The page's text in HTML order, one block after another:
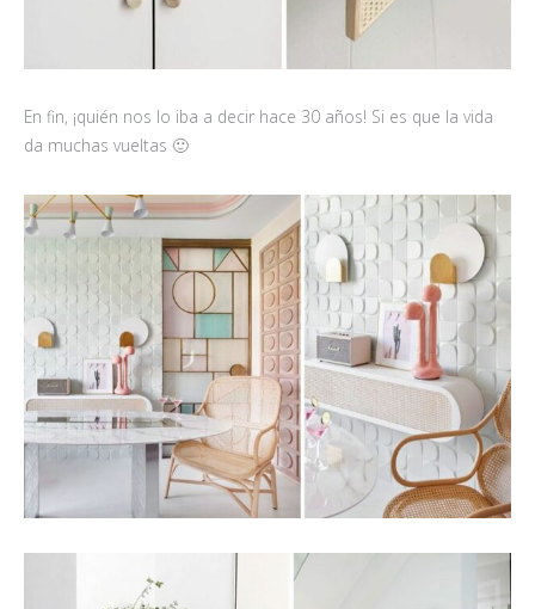
En fin, ¡quién nos lo iba a decir hace 30 años! Si es que la vida
da muchas vueltas 🙂